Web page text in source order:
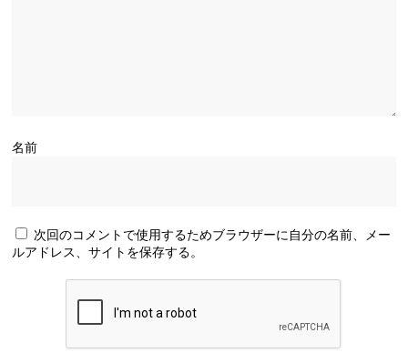
名前
次回のコメントで使用するためブラウザーに自分の名前、メー
ルアドレス、サイトを保存する。